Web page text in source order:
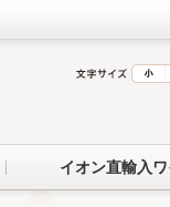
イオン直輸入